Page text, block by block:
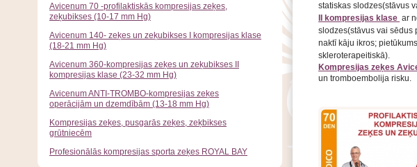
statiskas slodzes(stāvus
II kompresijas klase ar
slodzes(stāvus vai sēdus
naktī kāju ikros;
skleroterapeitiskā).
Kompresijas zeķes
un tromboembolija risku.
Avicenum 70 -profilaktiskās kompresijas zeķes,
zeķubikses (10-17 mm Hg)
Avicenum 140- zeķes un zeķubikses I kompresijas klase
(18-21 mm Hg)
Avicenum 360-kompresijas zeķes un zeķubikses II
kompresijas klase (23-32 mm Hg)
Avicenum ANTI-TROMBO-kompresijas zeķes
operācijām un dzemdībām (13-18 mm Hg)
Kompresijas zeķes, pusgarās zeķes, zeķbikses
grūtniecēm
Profesionālās kompresijas sporta zeķes ROYAL BAY